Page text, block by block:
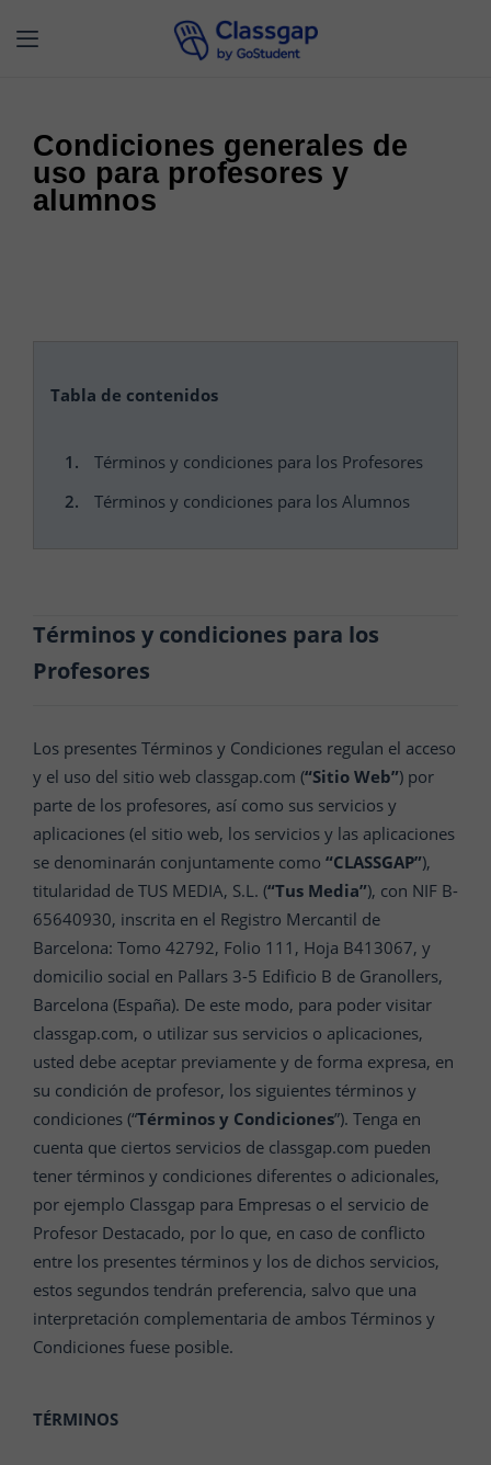
Condiciones generales de
uso para profesores y
alumnos
Tabla de contenidos
Términos y condiciones para los Profesores
Términos y condiciones para los Alumnos
Términos y condiciones para los
Profesores
Los presentes Términos y Condiciones regulan el acceso
y el uso del sitio web classgap.com (“Sitio Web”) por
parte de los profesores, así como sus servicios y
aplicaciones (el sitio web, los servicios y las aplicaciones
se denominarán conjuntamente como “CLASSGAP”),
titularidad de TUS MEDIA, S.L. (“Tus Media”), con NIF B-
65640930, inscrita en el Registro Mercantil de
Barcelona: Tomo 42792, Folio 111, Hoja B413067, y
domicilio social en Pallars 3-5 Edificio B de Granollers,
Barcelona (España). De este modo, para poder visitar
classgap.com, o utilizar sus servicios o aplicaciones,
usted debe aceptar previamente y de forma expresa, en
su condición de profesor, los siguientes términos y
condiciones (“Términos y Condiciones”). Tenga en
cuenta que ciertos servicios de classgap.com pueden
tener términos y condiciones diferentes o adicionales,
por ejemplo Classgap para Empresas o el servicio de
Profesor Destacado, por lo que, en caso de conflicto
entre los presentes términos y los de dichos servicios,
estos segundos tendrán preferencia, salvo que una
interpretación complementaria de ambos Términos y
Condiciones fuese posible.
TÉRMINOS